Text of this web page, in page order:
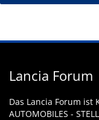
Lancia Forum
Das Lancia Forum ist
AUTOMOBILES -